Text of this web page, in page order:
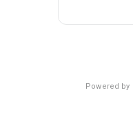
Powered by